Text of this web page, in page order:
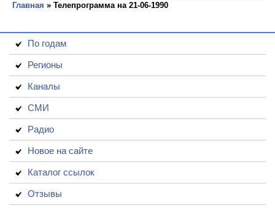
Главная » Телепрограмма на 21-06-1990
По годам
Регионы
Каналы
СМИ
Радио
Новое на сайте
Каталог ссылок
Отзывы